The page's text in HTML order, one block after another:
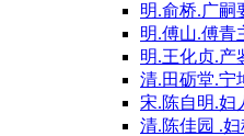
明.俞桥.广嗣
明.傅山.傅青
明.王化贞.产
清.田砺堂.宁
宋.陈自明.妇
清.陈佳园 .